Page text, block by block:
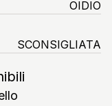
OIDIO
SCONSIGLIATA